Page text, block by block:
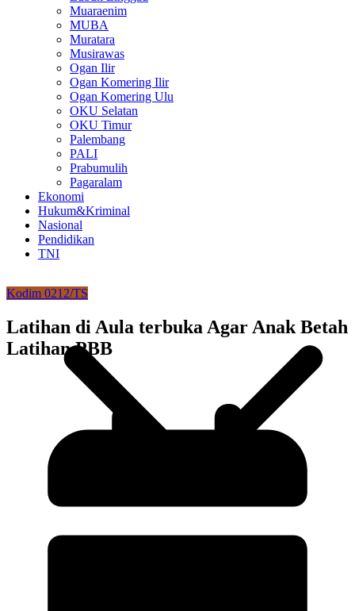
Muaraenim
MUBA
Muratara
Musirawas
Ogan Ilir
Ogan Komering Ilir
Ogan Komering Ulu
OKU Selatan
OKU Timur
Palembang
PALI
Prabumulih
Pagaralam
Ekonomi
Hukum&Kriminal
Nasional
Pendidikan
TNI
Kodim 0212/TS
Latihan di Aula terbuka Agar Anak Betah
Latihan PBB